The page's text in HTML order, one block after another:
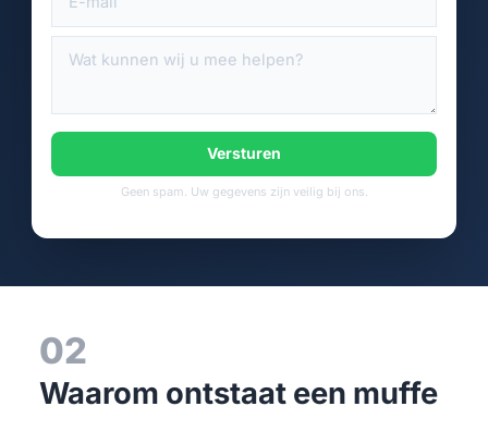
Versturen
Geen spam. Uw gegevens zijn veilig bij ons.
02
Waarom ontstaat een muffe